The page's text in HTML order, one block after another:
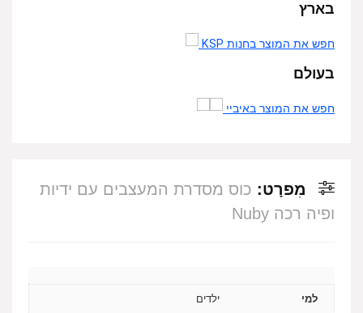
בארץ
חפש את המוצר בחנות KSP
בעולם
חפש את המוצר באיביי
מִפרָט: כוס מסדרת המעצבים עם ידיות
ופיה רכה Nuby
למי ילדים